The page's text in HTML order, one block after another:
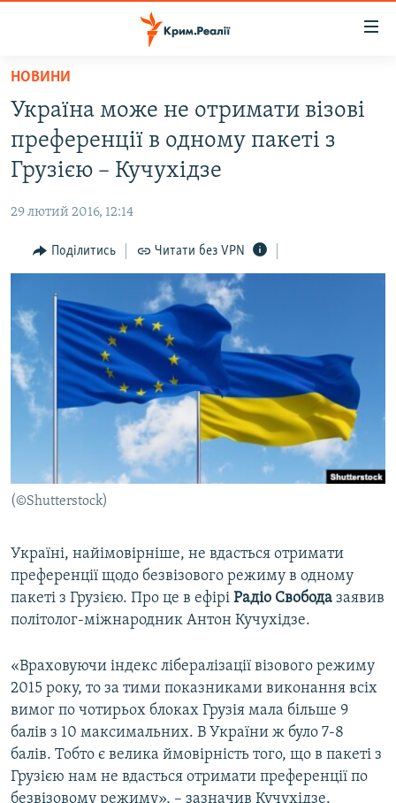
Перейти
основного
матеріалу
Перейти
до
основної
Перейти
до
пошуку
ВОДА.КРИМ
ВІДЕО ТА ФОТО
БЛОГИ
ПОГЛЯД
ВСЕ ЗА ДЕНЬ
СПЕЦПРОЕКТИ
ДЕПОРТАЦІЯ
ВІДЕОУРОКИ «ELIFBE»
СВІДЧЕННЯ ОКУПАЦІЇ
УКРАЇНСЬКА ПРОБЛЕМА КРИМУ
ІНФОГРАФІКА
ЯК ОБІЙТИ БЛОКУВАННЯ
Русский
ДОЛУЧАЙСЯ!
Усі сайти RFE/RL
НОВИНИ
Україна може не отримати візові
преференції в одному пакеті з
Грузією – Кучухідзе
29 лютий 2016, 12:14
Поділитись Читати без VPN
(©Shutterstock)
Україні, найімовірніше, не вдасться отримати
преференції щодо безвізового режиму в одному
пакеті з Грузією. Про це в ефірі Радіо Свобода заявив
політолог-міжнародник Антон Кучухідзе.
«Враховуючи індекс лібералізації візового режиму
2015 року, то за тими показниками виконання всіх
вимог по чотирьох блоках Грузія мала більше 9
балів з 10 максимальних. В України ж було 7-8
балів. Тобто є велика ймовірність того, що в пакеті з
Грузією нам не вдасться отримати преференції по
безвізовому режиму», – зазначив Кучухідзе.